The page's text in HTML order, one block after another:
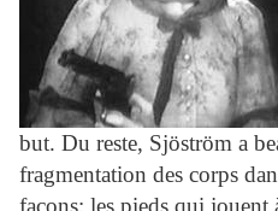
but. Du reste, Sjöström a
fragmentation des corps